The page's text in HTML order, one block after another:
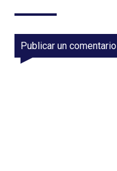
Publicar un comentario